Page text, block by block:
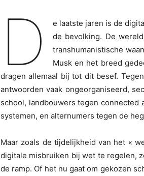
D
e laatste jaren is de
de bevolking. De
transhumanistische
Musk en het breed
dragen allemaal bij tot dit besef.
antwoorden vaak ongeorganiseerd,
school, landbouwers tegen
systemen, en alternumers tegen de
Maar zoals de tijdelijkheid van het «
digitale misbruiken bij wet te regelen,
de ramp. Of het nu gaat om gekozen